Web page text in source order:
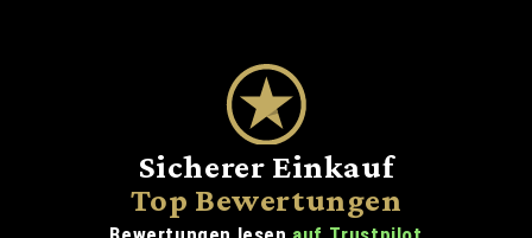
Sicherer Einkauf
Top Bewertungen